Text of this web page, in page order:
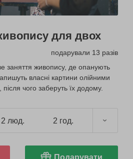
для двох
подарували 13 разів
заняття живопису, де опанують
власні картини олійними
чого заберуть їх додому.
2 люд. 2 год.